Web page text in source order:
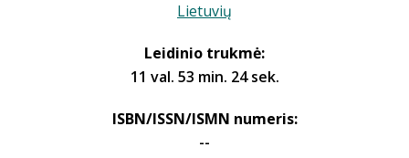
Lietuvių
Leidinio trukmė:
11 val. 53 min. 24 sek.
ISBN/ISSN/ISMN numeris:
--